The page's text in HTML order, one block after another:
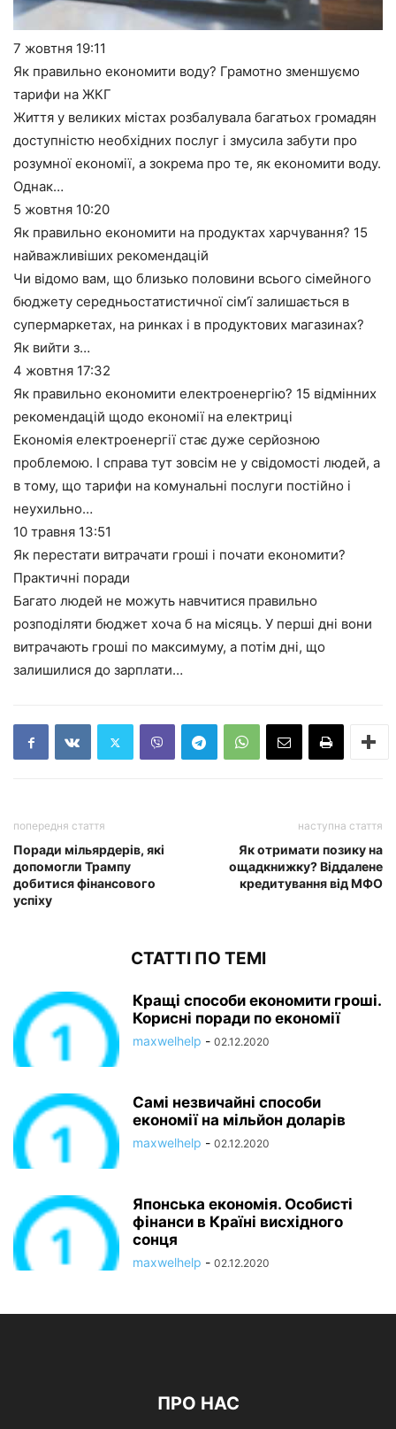
7 жовтня 19:11
Як правильно економити воду? Грамотно зменшуємо
тарифи на ЖКГ
Життя у великих містах розбалувала багатьох громадян
доступністю необхідних послуг і змусила забути про
розумної економії, а зокрема про те, як економити воду.
Однак…
5 жовтня 10:20
Як правильно економити на продуктах харчування? 15
найважливіших рекомендацій
Чи відомо вам, що близько половини всього сімейного
бюджету середньостатистичної сім’ї залишається в
супермаркетах, на ринках і в продуктових магазинах?
Як вийти з…
4 жовтня 17:32
Як правильно економити електроенергію? 15 відмінних
рекомендацій щодо економії на електриці
Економія електроенергії стає дуже серйозною
проблемою. І справа тут зовсім не у свідомості людей, а
в тому, що тарифи на комунальні послуги постійно і
неухильно…
10 травня 13:51
Як перестати витрачати гроші і почати економити?
Практичні поради
Багато людей не можуть навчитися правильно
розподіляти бюджет хоча б на місяць. У перші дні вони
витрачають гроші по максимуму, а потім дні, що
залишилися до зарплати…
попередня стаття
Поради мільярдерів, які
допомогли Трампу
добитися фінансового
успіху
наступна стаття
Як отримати позику на
ощадкнижку? Віддалене
кредитування від МФО
СТАТТІ ПО ТЕМІ
Кращі способи економити гроші.
Корисні поради по економії
maxwelhelp - 02.12.2020
Самі незвичайні способи
економії на мільйон доларів
maxwelhelp - 02.12.2020
Японська економія. Особисті
фінанси в Країні висхідного
сонця
maxwelhelp - 02.12.2020
ПРО НАС